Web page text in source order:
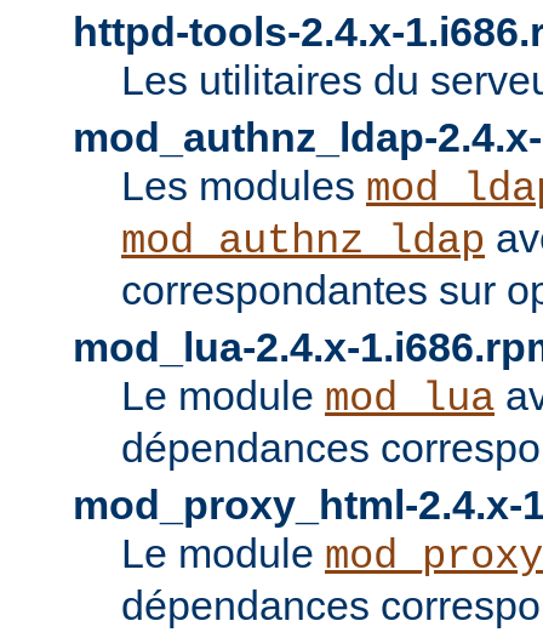
httpd-tools-2.4.x-
Les utilitaires du
mod_authnz_ldap-
Les modules
mod_authnz_ldap
correspondantes sur
mod_lua-2.4.x-
Le module mod_lua
dépendances
mod_proxy_html-2.4.x-
Le module
dépendances